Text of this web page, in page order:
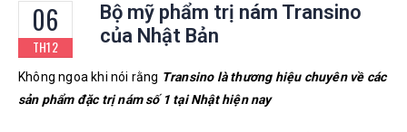
06
TH12
Bộ mỹ phẩm trị nám Transino
của Nhật Bản
Không ngoa khi nói rằng Transino là thương hiệu chuyên về các
sản phẩm đặc trị nám số 1 tại Nhật hiện nay